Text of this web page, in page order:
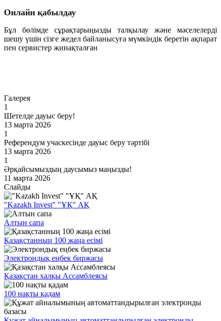
Онлайн қабылдау
Бұл бөлімде сұрақтарыңызды талқылау және мәселелерді
шешу үшін сізге жедел байланысуға мүмкіндік беретін ақпарат
пен сервистер жинақталған
Галерея
1
Шетелде дауыс беру!
13 марта 2026
1
Референдум учаскесінде дауыс беру тәртібі
13 марта 2026
1
Әрқайсымыздың даусымыз маңызды!
11 марта 2026
Слайды
"Kazakh Invest" "ҰҚ" АҚ
Алтын сапа
Қазақстанның 100 жаңа есімі
Электрондық еңбек биржасы
Қазақстан халқы Ассамблеясы
100 нақты қадам